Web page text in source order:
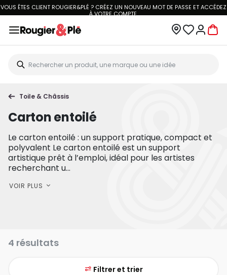
VOUS ÊTES CLIENT ROUGIER&PLÉ ? CRÉEZ UN NOUVEAU MOT DE PASSE ET ACCÉDEZ
ÀVOTRE COMPTE.
Toile & Châssis
Carton entoilé
Le carton entoilé : un support pratique, compact et
polyvalent Le carton entoilé est un support
artistique prêt à l’emploi, idéal pour les artistes
recherchant u...
VOIR PLUS
4 résultats
Filtrer et trier